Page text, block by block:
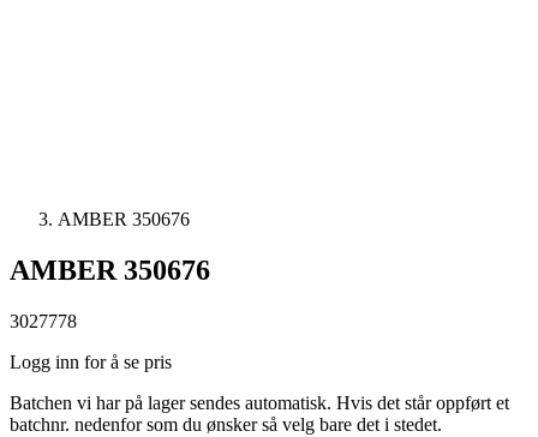
AMBER 350676
AMBER 350676
3027778
Logg inn for å se pris
Batchen vi har på lager sendes automatisk. Hvis det står oppført et
batchnr. nedenfor som du ønsker så velg bare det i stedet.